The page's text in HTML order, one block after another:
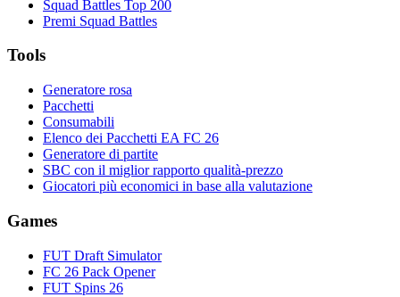
Squad Battles Top 200
Premi Squad Battles
Tools
Generatore rosa
Pacchetti
Consumabili
Elenco dei Pacchetti EA FC 26
Generatore di partite
SBC con il miglior rapporto qualità-prezzo
Giocatori più economici in base alla valutazione
Games
FUT Draft Simulator
FC 26 Pack Opener
FUT Spins 26